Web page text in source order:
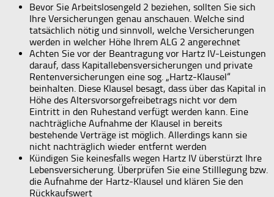
Bevor Sie Arbeitslosengeld 2 beziehen, sollten Sie sich
Ihre Versicherungen genau anschauen. Welche sind
tatsächlich nötig und sinnvoll, welche Versicherungen
werden in welcher Höhe Ihrem ALG 2 angerechnet
Achten Sie vor der Beantragung vor Hartz IV-Leistungen
darauf, dass Kapitallebensversicherungen und private
Rentenversicherungen eine sog. „Hartz-Klausel“
beinhalten. Diese Klausel besagt, dass über das Kapital in
Höhe des Altersvorsorgefreibetrags nicht vor dem
Eintritt in den Ruhestand verfügt werden kann. Eine
nachträgliche Aufnahme der Klausel in bereits
bestehende Verträge ist möglich. Allerdings kann sie
nicht nachträglich wieder entfernt werden
Kündigen Sie keinesfalls wegen Hartz IV überstürzt Ihre
Lebensversicherung. Überprüfen Sie eine Stilllegung bzw.
die Aufnahme der Hartz-Klausel und klären Sie den
Rückkaufswert